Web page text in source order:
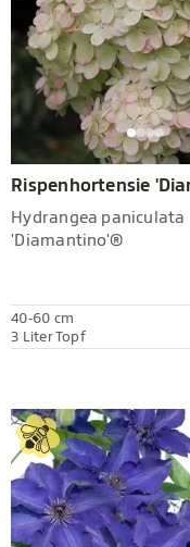
Rispenhortensie
Hydrangea paniculata
'Diamantino'®
40-60 cm
3 Liter Topf